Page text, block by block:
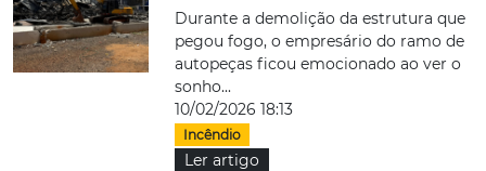
Durante a demolição da estrutura que
pegou fogo, o empresário do ramo de
autopeças ficou emocionado ao ver o
sonho...
10/02/2026 18:13
Incêndio
Ler artigo